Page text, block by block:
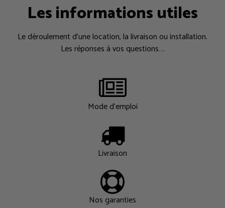
Les informations utiles
Le déroulement d’une location, la livraison ou installation.
Les réponses à vos questions….
Mode d'emploi
Livraison
Nos garanties